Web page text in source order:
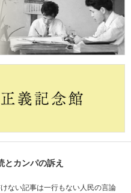
とカンパの訴え
ない記事は一行もない人民の言論